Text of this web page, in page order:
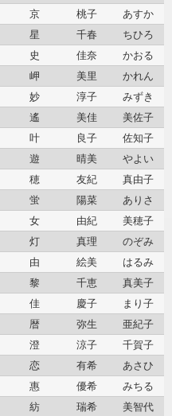
京 桃子
あすか
星 千春
ちひろ
史 佳奈
かおる
岬 美里
かれん
妙 淳子
みずき
遙 美佳
美佐子
叶 良子
佐知子
遊 晴美
やよい
穂 友紀
真由子
蛍 陽菜
ありさ
女 由紀
美穂子
灯 真理
のぞみ
由 絵美
はるみ
黎 千恵
真美子
佳 慶子
まり子
暦 弥生
亜紀子
澄 涼子
千賀子
恋 有希
あさひ
惠 優希
みちる
紡 瑞希
美智代